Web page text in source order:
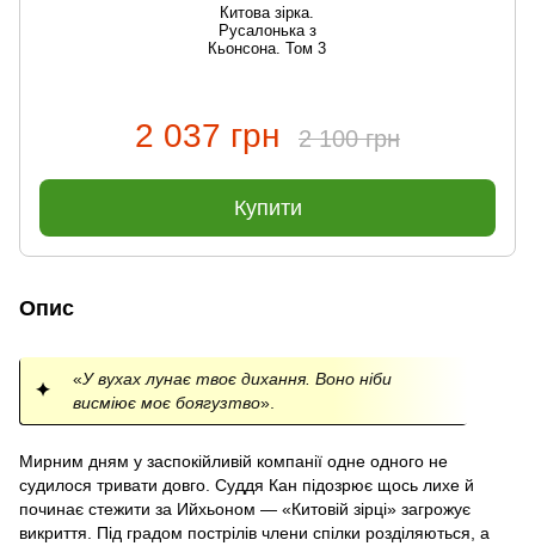
Китова зірка.
Русалонька з
Кьонсона. Том 3
2 037 грн 2 100 грн
Купити
Опис
«У вухах лунає твоє дихання. Воно ніби
висміює моє боягузтво».
Мирним дням у заспокійливій компанії одне одного не
судилося тривати довго. Суддя Кан підозрює щось лихе й
починає стежити за Ийхьоном — «Китовій зірці» загрожує
викриття. Під градом пострілів члени спілки розділяються, а